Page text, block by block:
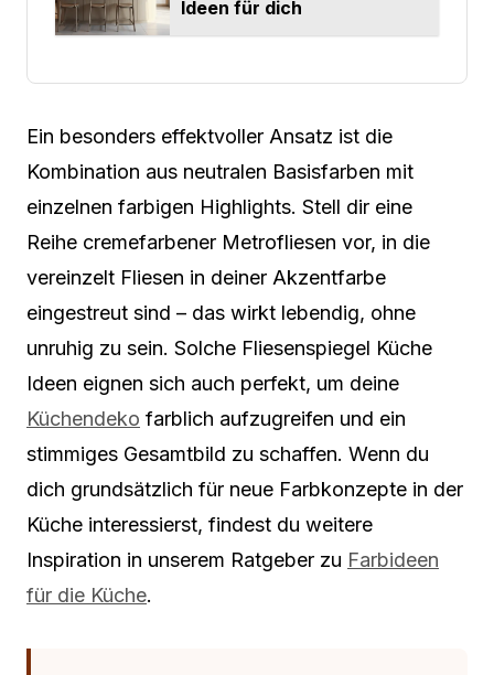
Ideen für dich
Ein besonders effektvoller Ansatz ist die
Kombination aus neutralen Basisfarben mit
einzelnen farbigen Highlights. Stell dir eine
Reihe cremefarbener Metrofliesen vor, in die
vereinzelt Fliesen in deiner Akzentfarbe
eingestreut sind – das wirkt lebendig, ohne
unruhig zu sein. Solche Fliesenspiegel Küche
Ideen eignen sich auch perfekt, um deine
Küchendeko farblich aufzugreifen und ein
stimmiges Gesamtbild zu schaffen. Wenn du
dich grundsätzlich für neue Farbkonzepte in der
Küche interessierst, findest du weitere
Inspiration in unserem Ratgeber zu Farbideen
für die Küche.